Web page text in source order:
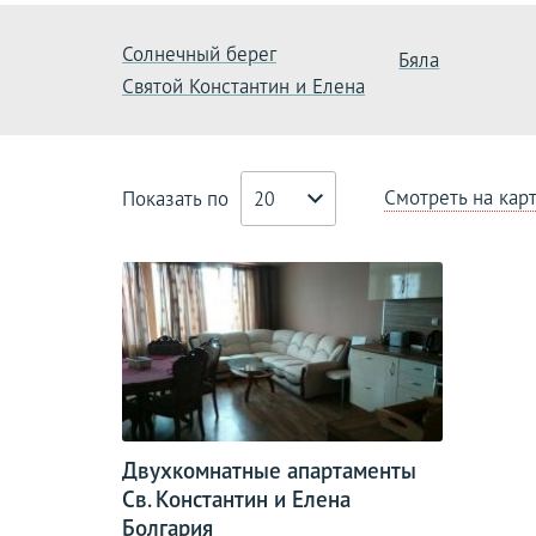
Солнечный берег
Святой Константин и Елена
Бяла
Показать по 20 Смотреть на
Двухкомнатные апартаменты
Св. Константин и Елена
Болгария